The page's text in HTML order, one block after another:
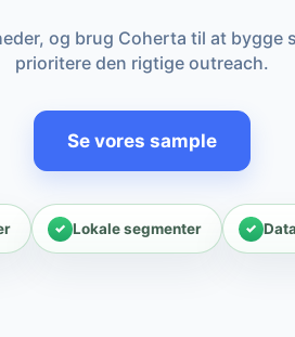
og brug Coherta til at
prioritere den rigtige outreach.
Se vores sample
Lokale segmenter